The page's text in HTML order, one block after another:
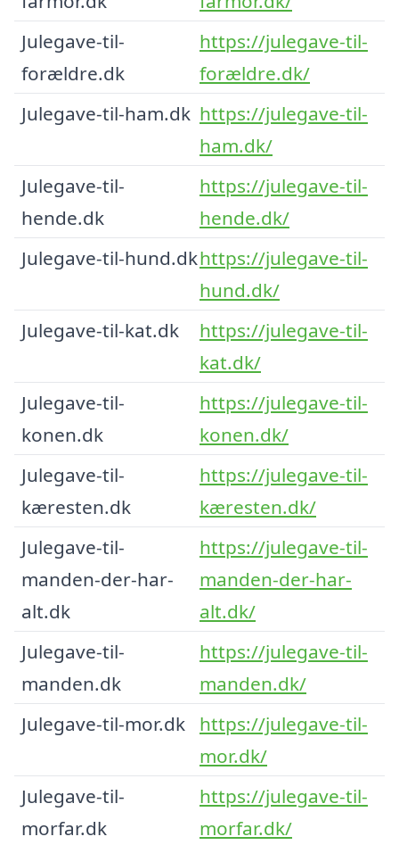
Julegave-til-
forældre.dk
https://julegave-til-
forældre.dk/
Julegave-til-ham.dk https://julegave-til-
ham.dk/
Julegave-til-
hende.dk
https://julegave-til-
hende.dk/
Julegave-til-hund.dkhttps://julegave-til-
hund.dk/
Julegave-til-kat.dk
https://julegave-til-
kat.dk/
Julegave-til-
konen.dk
https://julegave-til-
konen.dk/
Julegave-til-
kæresten.dk
https://julegave-til-
kæresten.dk/
Julegave-til-
manden-der-har-
alt.dk
https://julegave-til-
manden-der-har-
alt.dk/
Julegave-til-
manden.dk
https://julegave-til-
manden.dk/
Julegave-til-mor.dk
https://julegave-til-
mor.dk/
Julegave-til-
morfar.dk
https://julegave-til-
morfar.dk/